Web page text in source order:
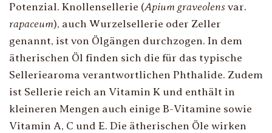
Potenzial. Knollensellerie (Apium graveolens var.
rapaceum), auch Wurzelsellerie oder Zeller
genannt, ist von Ölgängen durchzogen. In dem
ätherischen Öl finden sich die für das typische
Selleriearoma verantwortlichen Phthalide. Zudem
ist Sellerie reich an Vitamin K und enthält in
kleineren Mengen auch einige B-Vitamine sowie
Vitamin A, C und E. Die ätherischen Öle wirken